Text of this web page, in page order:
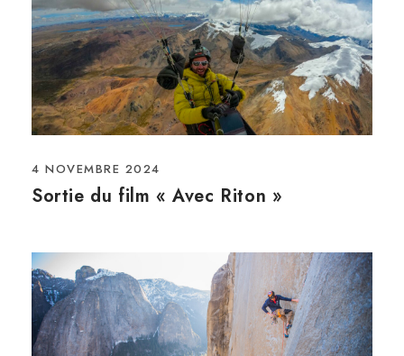
4 NOVEMBRE 2024
Sortie du film « Avec Riton »